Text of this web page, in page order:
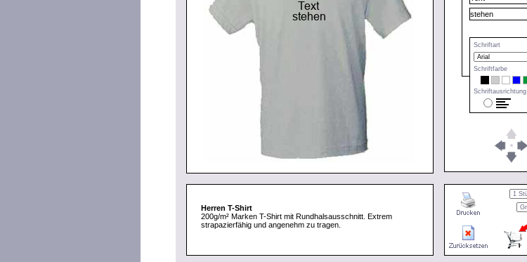
Schriftart
Schriftfarbe
Schriftausrichtung
Herren T-Shirt
200g/m² Marken T-Shirt mit Rundhalsausschnitt. Extrem
strapazierfähig und angenehm zu tragen.